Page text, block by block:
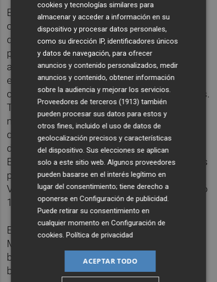
Es por esta ayuda, creciente en los últimos
campeonatos, que los clubes que
descienden a Segunda División marcan el
primer año como el más importante de cara
a recuperar la categoría. El Espanyol se
embolsó, tras su descenso en 2020, una
cantidad que rondó los 30 millones de euros.
Tanto es así que la entidad catalana
mantuvo en sus filas fichajes ejecutados
durante el invierno de la temporada en que
descendió, como Raúl de Tomás o Adri
Embarba, que precisamente fueron firmados
para evitar la caída. El Mallorca, como el
Valladolid estas pasadas navidades, percibió
13 millones y unos 18 el Leganés.
El caso tanto del propio Espanyol o el del
Mallorca fue exitoso. Tanto pericos como
bermellones retornaron al año siguiente de
bajar a la Primera División. Y es que ver a los
cookies y tecnologías similares para
almacenar y acceder a información en su
dispositivo y procesar datos personales,
como su dirección IP, identificadores únicos
y datos de navegación, para ofrecer
anuncios y contenido personalizados, medir
anuncios y contenido, obtener información
sobre la audiencia y mejorar los servicios.
Proveedores de terceros (1913) también
pueden procesar sus datos para estos y
otros fines, incluido el uso de datos de
geolocalización precisos y características
del dispositivo. Sus elecciones se aplican
solo a este sitio web. Algunos proveedores
pueden basarse en el interés legítimo en
lugar del consentimiento; tiene derecho a
oponerse enConfiguración de publicidad.
Puede retirar su consentimiento en
cualquier momento enConfiguración de
cookies.Política de privacidad
ACEPTAR TODO